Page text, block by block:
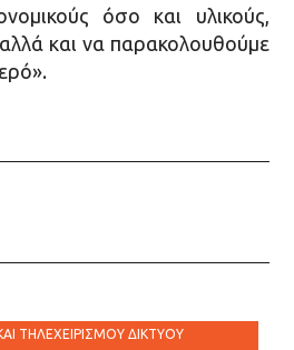
όσο και υλικούς,
και να παρακολουθούμε
ΤΗΛΕΧΕΙΡΙΣΜΟΎ ΔΙΚΤΎΟΥ